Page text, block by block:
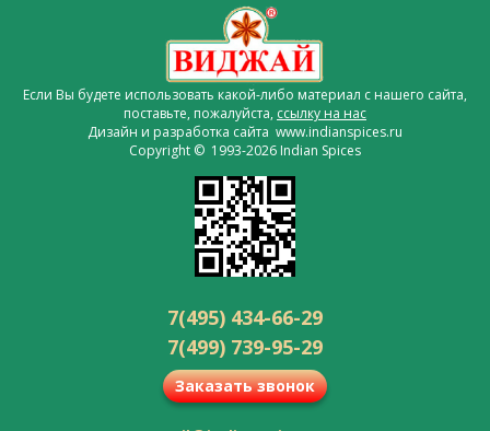
Если Вы будете использовать какой-либо материал с нашего сайта,
поставьте, пожалуйста, ссылку на нас
Дизайн и разработка сайта www.indianspices.ru
Copyright © 1993-2026 Indian Spices
7(495) 434-66-29
7(499) 739-95-29
Заказать звонок